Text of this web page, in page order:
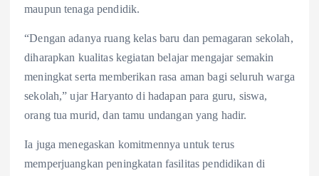
maupun tenaga pendidik.
“Dengan adanya ruang kelas baru dan pemagaran sekolah,
diharapkan kualitas kegiatan belajar mengajar semakin
meningkat serta memberikan rasa aman bagi seluruh warga
sekolah,” ujar Haryanto di hadapan para guru, siswa,
orang tua murid, dan tamu undangan yang hadir.
Ia juga menegaskan komitmennya untuk terus
memperjuangkan peningkatan fasilitas pendidikan di